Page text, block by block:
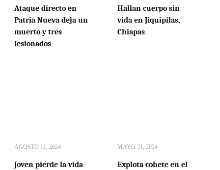
Ataque directo en
Patria Nueva deja un
muerto y tres
lesionados
Hallan cuerpo sin
vida en Jiquipilas,
Chiapas
AGOSTO 11, 2024
Joven pierde la vida
MAYO 31, 2024
Explota cohete en el